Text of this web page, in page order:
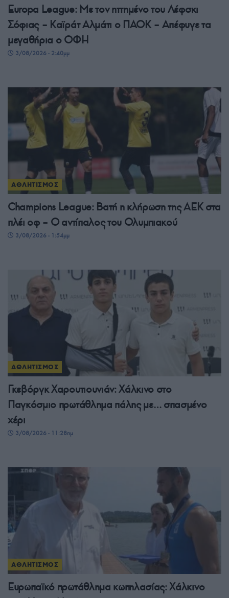
Europa League: Με τον ηττημένο του Λέφσκι
Σόφιας – Καϊράτ Αλμάτι ο ΠΑΟΚ – Απέφυγε τα
μεγαθήρια ο ΟΦΗ
3/08/2026 - 2:40μμ
ΑΘΛΗΤΙΣΜΟΣ
Champions League: Βατή η κλήρωση της ΑΕΚ στα
πλέι οφ – Ο αντίπαλος του Ολυμπιακού
3/08/2026 - 1:54μμ
ΑΘΛΗΤΙΣΜΟΣ
Γκεβόργκ Χαρουτιουνιάν: Χάλκινο στο
Παγκόσμιο πρωτάθλημα πάλης με… σπασμένο
χέρι
3/08/2026 - 11:28πμ
ΑΘΛΗΤΙΣΜΟΣ
Ευρωπαϊκό πρωτάθλημα κωπηλασίας: Χάλκινο